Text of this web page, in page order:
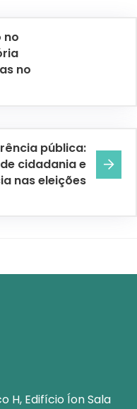
no
no
pública:
cidadania e
nas eleições
H, Edifício Íon Sala